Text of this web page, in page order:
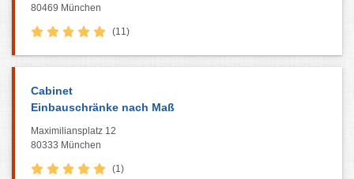
80469 München
(11)
Cabinet
Einbauschränke nach Maß
Maximiliansplatz 12
80333 München
(1)